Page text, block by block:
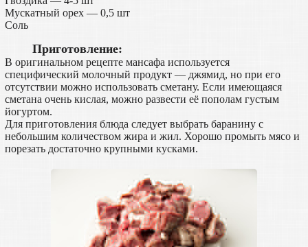
Мускатный орех — 0,5 шт
Соль
Приготовление:
В оригинальном рецепте мансафа используется
специфический молочный продукт — джямид, но при его
отсутствии можно использовать сметану. Если имеющаяся
сметана очень кислая, можно развести её пополам густым
йогуртом.
Для приготовления блюда следует выбрать баранину с
небольшим количеством жира и жил. Хорошо промыть мясо и
порезать достаточно крупными кусками.